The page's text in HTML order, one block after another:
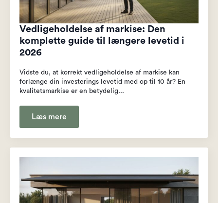
Vedligeholdelse af markise: Den
komplette guide til længere levetid i
2026
Vidste du, at korrekt vedligeholdelse af markise kan
forlænge din investerings levetid med op til 10 år? En
kvalitetsmarkise er en betydelig...
Læs mere